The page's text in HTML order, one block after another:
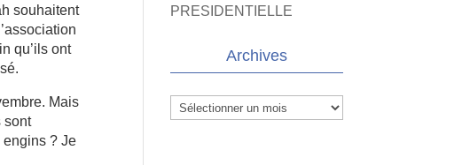
souhaitent
qu’ils ont
Mais
sont
engins ? Je
PRESIDENTIELLE
Archives
Archives